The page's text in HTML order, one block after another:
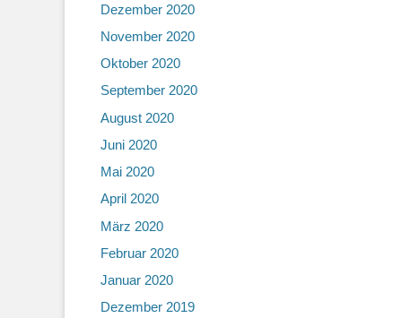
Dezember 2020
November 2020
Oktober 2020
September 2020
August 2020
Juni 2020
Mai 2020
April 2020
März 2020
Februar 2020
Januar 2020
Dezember 2019